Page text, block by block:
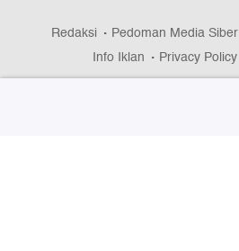
Redaksi Pedoman Media Siber
Info Iklan
Privacy Policy